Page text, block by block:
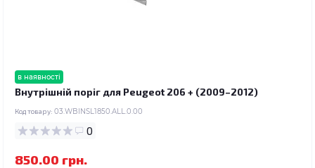
в наявності
Внутрішній поріг для Peugeot 206 + (2009–2012)
Код товару: 03.WBINSL1850.ALL.0.00
0
850.00 грн.